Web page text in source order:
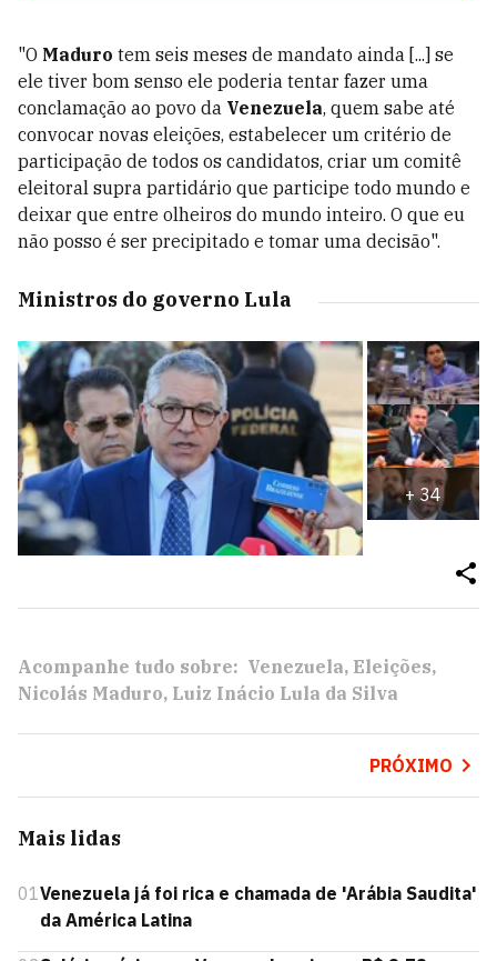
"O Maduro tem seis meses de mandato ainda [...] se
ele tiver bom senso ele poderia tentar fazer uma
conclamação ao povo da Venezuela, quem sabe até
convocar novas eleições, estabelecer um critério de
participação de todos os candidatos, criar um comitê
eleitoral supra partidário que participe todo mundo e
deixar que entre olheiros do mundo inteiro. O que eu
não posso é ser precipitado e tomar uma decisão".
Ministros do governo Lula
+34
Acompanhe tudo sobre: Venezuela Eleições
Nicolás Maduro Luiz Inácio Lula da Silva
PRÓXIMO
Mais lidas
01Venezuela já foi rica e chamada de 'Arábia Saudita'
da América Latina